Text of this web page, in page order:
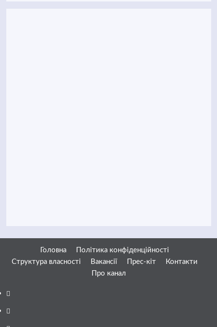
Головна
Політика конфіденційності
Структура власності
Вакансії Прес-кіт
Контакти
Про канал
Facebook
YouTube